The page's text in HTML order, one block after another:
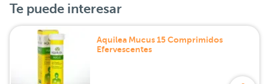
Te puede interesar
Aquilea Mucus 15 Comprimidos
Efervescentes